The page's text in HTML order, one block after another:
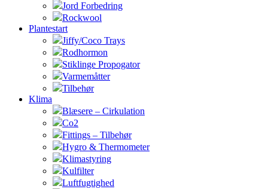
Jord Forbedring
Rockwool
Plantestart
Jiffy/Coco Trays
Rodhormon
Stiklinge Propogator
Varmemåtter
Tilbehør
Klima
Blæsere – Cirkulation
Co2
Fittings – Tilbehør
Hygro & Thermometer
Klimastyring
Kulfilter
Luftfugtighed